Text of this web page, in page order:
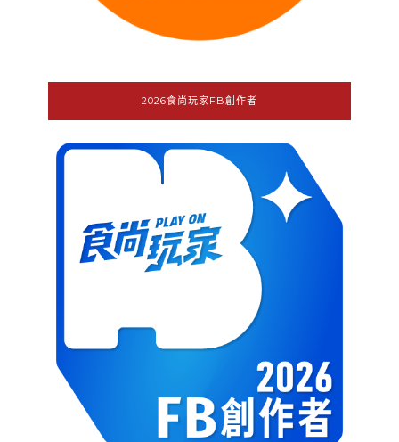
2026食尚玩家FB創作者